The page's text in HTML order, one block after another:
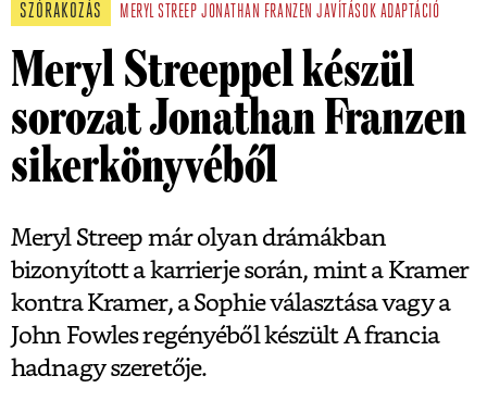
SZÓRAKOZÁS MERYL STREEP JONATHAN FRANZEN JAVÍTÁSOK ADAPTÁCIÓ
Meryl Streeppel készül
sorozat Jonathan Franzen
sikerkönyvéből
Meryl Streep már olyan drámákban
bizonyított a karrierje során, mint a Kramer
kontra Kramer, a Sophie választása vagy a
John Fowles regényéből készült A francia
hadnagy szeretője.